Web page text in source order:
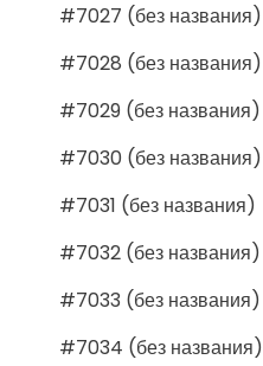
#7027 (без названия)
#7028 (без названия)
#7029 (без названия)
#7030 (без названия)
#7031 (без названия)
#7032 (без названия)
#7033 (без названия)
#7034 (без названия)